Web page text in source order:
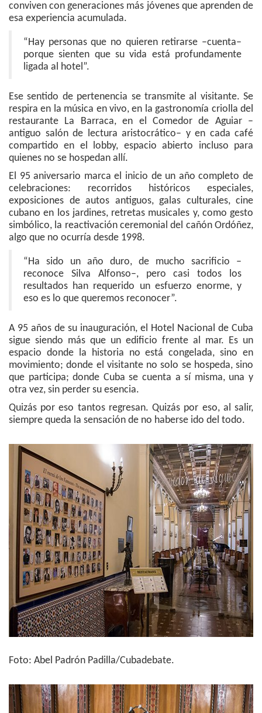
conviven con generaciones más jóvenes que aprenden de
esa experiencia acumulada.
“Hay personas que no quieren retirarse –cuenta–
porque sienten que su vida está profundamente
ligada al hotel”.
Ese sentido de pertenencia se transmite al visitante. Se
respira en la música en vivo, en la gastronomía criolla del
restaurante La Barraca, en el Comedor de Aguiar –
antiguo salón de lectura aristocrático– y en cada café
compartido en el lobby, espacio abierto incluso para
quienes no se hospedan allí.
El 95 aniversario marca el inicio de un año completo de
celebraciones: recorridos históricos especiales,
exposiciones de autos antiguos, galas culturales, cine
cubano en los jardines, retretas musicales y, como gesto
simbólico, la reactivación ceremonial del cañón Ordóñez,
algo que no ocurría desde 1998.
“Ha sido un año duro, de mucho sacrificio –
reconoce Silva Alfonso–, pero casi todos los
resultados han requerido un esfuerzo enorme, y
eso es lo que queremos reconocer”.
A 95 años de su inauguración, el Hotel Nacional de Cuba
sigue siendo más que un edificio frente al mar. Es un
espacio donde la historia no está congelada, sino en
movimiento; donde el visitante no solo se hospeda, sino
que participa; donde Cuba se cuenta a sí misma, una y
otra vez, sin perder su esencia.
Quizás por eso tantos regresan. Quizás por eso, al salir,
siempre queda la sensación de no haberse ido del todo.
Foto: Abel Padrón Padilla/Cubadebate.